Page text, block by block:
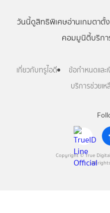
Copyright © True
All
วันนี้ดูสิทธิพิเศษอ่านเกมตาตั้ง
คอมมูนิตี้บริก
เกี่ยวกับทรูไอดี ข้อกำหนดและ
บริการช่วยเห